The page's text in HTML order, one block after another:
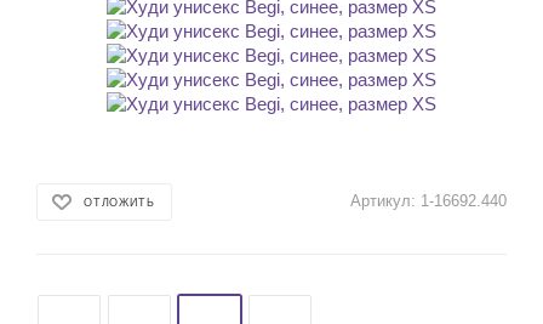
ОТЛОЖИТЬ Артикул: 1-16692.440